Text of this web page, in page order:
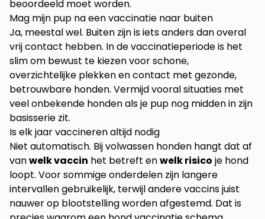
beoordeeld moet worden.
Mag mijn pup na een vaccinatie naar buiten
Ja, meestal wel. Buiten zijn is iets anders dan overal
vrij contact hebben. In de vaccinatieperiode is het
slim om bewust te kiezen voor schone,
overzichtelijke plekken en contact met gezonde,
betrouwbare honden. Vermijd vooral situaties met
veel onbekende honden als je pup nog midden in zijn
basisserie zit.
Is elk jaar vaccineren altijd nodig
Niet automatisch. Bij volwassen honden hangt dat af
vanwelk vaccin het betreft enwelk risico je hond
loopt. Voor sommige onderdelen zijn langere
intervallen gebruikelijk, terwijl andere vaccins juist
nauwer op blootstelling worden afgestemd. Dat is